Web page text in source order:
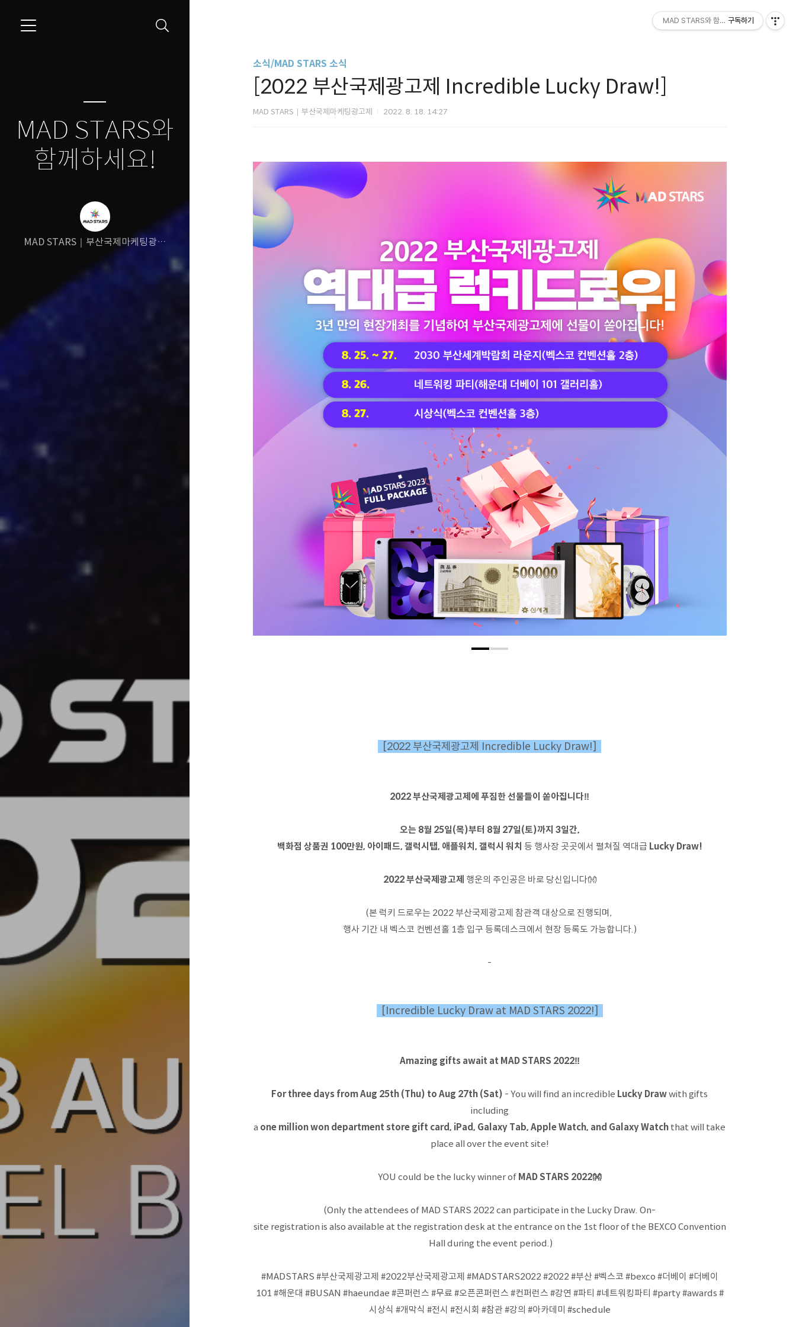
MAD STARS와
함께하세요!
MAD STARS｜부산국제마케팅광고
소식/MAD STARS 소식
[2022 부산국제광고제 Incredible Lucky Draw!]
MAD STARS｜부산국제마케팅광고제 2022. 8. 18. 14:27
[2022 부산국제광고제 Incredible Lucky Draw!]
2022 부산국제광고제에 푸짐한 선물들이 쏟아집니다‼
오는 8월 25일(목)부터 8월 27일(토)까지 3일간,
백화점 상품권 100만원, 아이패드, 갤럭시탭, 애플워치, 갤럭시 워치 등 행사장 곳곳에서 펼쳐질 역대급 Lucky Draw!
2022 부산국제광고제 행운의 주인공은 바로 당신입니다👐
(본 럭키 드로우는 2022 부산국제광고제 참관객 대상으로 진행되며,
행사 기간 내 벡스코 컨벤션홀 1층 입구 등록데스크에서 현장 등록도 가능합니다.)
-
[Incredible Lucky Draw at MAD STARS 2022!]
Amazing gifts await at MAD STARS 2022‼
For three days from Aug 25th (Thu) to Aug 27th (Sat) - You will find an incredible Lucky Drawwith gifts
including
a one million won department store gift card, iPad, Galaxy Tab, Apple Watch, and Galaxy Watch that will take
place all over the event site!
YOU could be the lucky winner of MAD STARS 2022👐
(Only the attendees of MAD STARS 2022 can participate in the Lucky Draw. On-
site registration is also available at the registration desk at the entrance on the 1st floor of the BEXCO Convention
Hall during the event period.)
#MADSTARS #부산국제광고제 #2022부산국제광고제 #MADSTARS2022 #2022 #부산 #벡스코 #bexco #더베이 #더베이
101 #해운대 #BUSAN #haeundae #콘퍼런스 #무료 #오픈콘퍼런스 #컨퍼런스 #강연 #파티 #네트워킹파티 #party #awards #
시상식 #개막식 #전시 #전시회 #참관 #강의 #아카데미 #schedule
MAD STARS와 함께하세요!
구독하기